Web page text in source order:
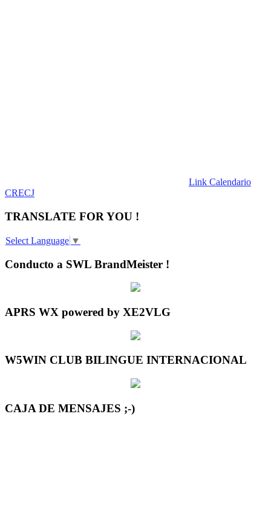
Link Calendario
CRECJ
TRANSLATE FOR YOU !
Select Language ▼
Conducto a SWL BrandMeister !
APRS WX powered by XE2VLG
W5WIN CLUB BILINGUE INTERNACIONAL
CAJA DE MENSAJES ;-)